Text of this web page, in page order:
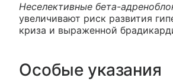
Неселективные бета-
увеличивают риск развития
криза и выраженной
Особые указания